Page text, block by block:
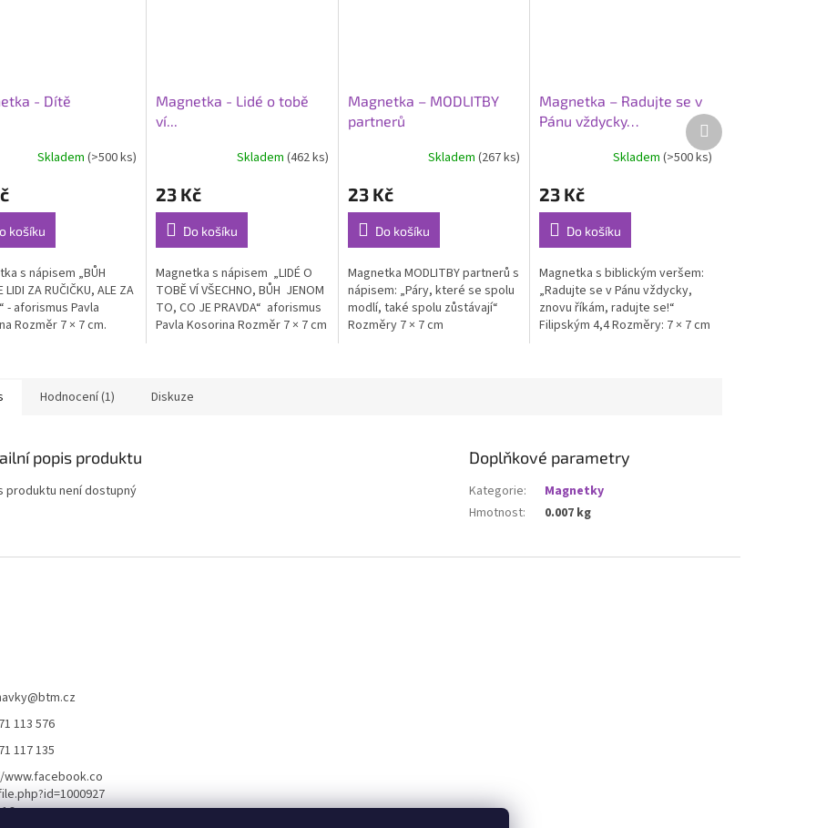
- Dítě
Skladem (>500 ks)
košíku
s nápisem „BŮH
LIDI ZA RUČIČKU, ALE ZA
- aforismus Pavla
Rozměr 7 × 7 cm.
Magnetka - Lidé o tobě
ví...
produktu
je
4,0
z
hvězdiček.
Skladem (462 ks)
23 Kč
Do košíku
Magnetka s nápisem „LIDÉ O
TOBĚ VÍ VŠECHNO, BŮH JENOM
TO, CO JE PRAVDA“ aforismus
Pavla Kosorina Rozměr 7 × 7 cm
Magnetka – MODLITBY
partnerů
Skladem(267 ks)
23 Kč
Do košíku
Magnetka MODLITBY partnerů s
nápisem: „Páry, které se spolu
modlí, také spolu zůstávají“
Rozměry 7 × 7 cm
Magnetka – Radujte se v
Pánu vždycky…
produktu
je
5,0
z
hvězdiček.
Skladem(>500 ks)
23 Kč
Do košíku
Magnetka s biblickým veršem:
„Radujte se v Pánu vždycky,
znovu říkám, radujte se!“
Filipským 4,4 Rozměry: 7 × 7 cm
Další
produkt
Hodnocení (1) Diskuze
popis produktu
produktu není dostupný
Doplňkové parametry
Kategorie:
Magnetky
Hmotnost: 0.007 kg
@btm.cz
113 576
117 135